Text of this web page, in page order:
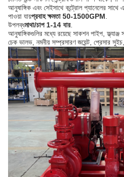
আনুষাঙ্গিক এবং সেইসাথে কন্ট্রোল প্যানেলের
পাওয়া যায়প্রবাহ ক্ষমতা 50-1500GPM.
উপলব্ধমাথা/চাপ 1-14 বার.
আনুষাঙ্গিকগুলির মধ্যে রয়েছে সাকশন পাইপ, ফ্ল্যাঞ্জ
চেক ভালভ, নমনীয় সম্প্রসারণ জয়েন্ট, প্রেসার